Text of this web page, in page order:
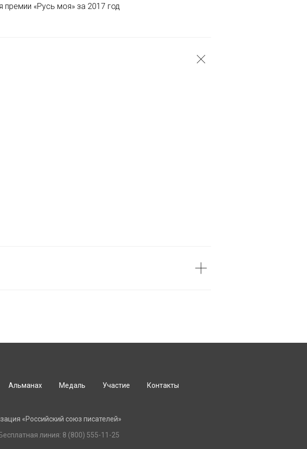
премии «Русь моя» за 2017 год
Альманах Медаль Участие Контакты
«Российский союз писателей»
линия: 8 (800) 555-11-25